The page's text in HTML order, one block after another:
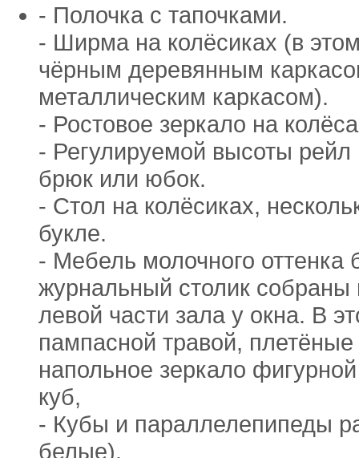
- Полочка с тапочками.
- Ширма на колёсиках (в
чёрным деревянным
металлическим каркасом).
- Ростовое зеркало на
- Регулируемой высоты
брюк или юбок.
- Стол на колёсиках,
букле.
- Мебель молочного оттенка
журнальный столик собраны
левой части зала у окна. В
пампасной травой,
напольное зеркало
куб,
- Кубы и параллелепипеды
белые).